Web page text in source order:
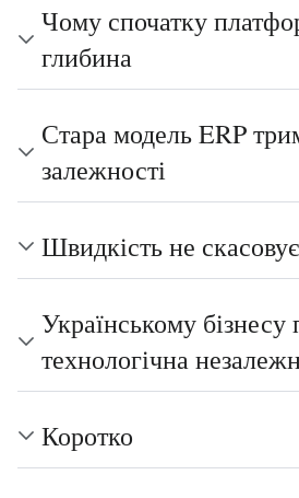
Чому спочатку
глибина
Стара модель ERP
залежності
Швидкість не
Українському бізнесу
технологічна
Коротко